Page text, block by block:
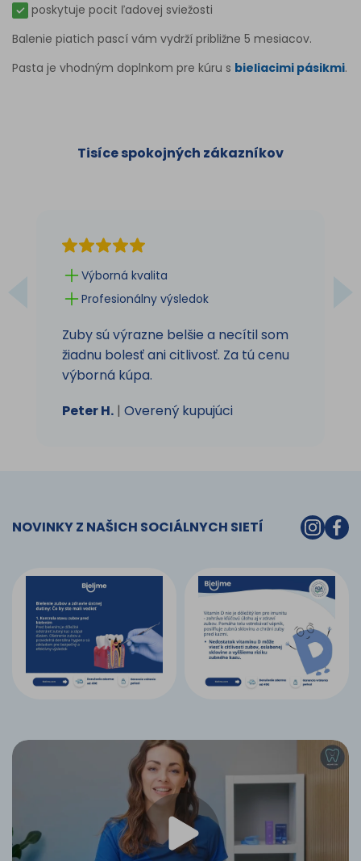
poskytuje pocit ľadovej sviežosti
Balenie piatich pascí vám vydrží približne 5 mesiacov.
Pasta je vhodným doplnkom pre kúru s bieliacimi pásikmi.
Tisíce spokojných zákazníkov
Výborná kvalita
Profesionálny výsledok
Zuby sú výrazne belšie a necítil som
žiadnu bolesť ani citlivosť. Za tú cenu
výborná kúpa.
Peter H. | Overený kupujúci
NOVINKY Z NAŠICH SOCIÁLNYCH SIETÍ